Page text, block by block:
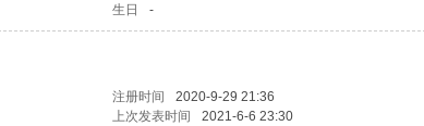
生日 -
注册时间 2020-9-29 21:36
上次发表时间 2021-6-6 23:30